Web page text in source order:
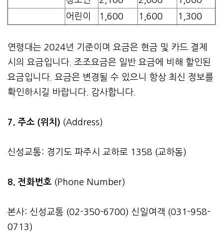
어린이
1,600 1,600 1,300
연령대는 2024년 기준이며 요금은 현금 및 카드 결제
시의 요금입니다. 조조요금은 일반 요금에 비해 할인된
요금입니다. 요금은 변경될 수 있으니 항상 최신 정보를
확인하시길 바랍니다. 감사합니다.
7. 주소 (위치) (Address)
신성교통: 경기도 파주시 교하로 1358 (교하동)
8. 전화번호 (Phone Number)
본사: 신성교통 (02-350-6700) 신일여객 (031-958-
0713)